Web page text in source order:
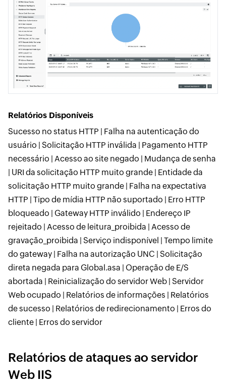
Relatórios Disponíveis
Sucesso no status HTTP | Falha na autenticação do
usuário | Solicitação HTTP inválida | Pagamento HTTP
necessário | Acesso ao site negado | Mudança de senha
| URI da solicitação HTTP muito grande | Entidade da
solicitação HTTP muito grande | Falha na expectativa
HTTP | Tipo de mídia HTTP não suportado | Erro HTTP
bloqueado | Gateway HTTP inválido | Endereço IP
rejeitado | Acesso de leitura_proibida | Acesso de
gravação_proibida | Serviço indisponível | Tempo limite
do gateway | Falha na autorização UNC | Solicitação
direta negada para Global.asa | Operação de E/S
abortada | Reinicialização do servidor Web | Servidor
Web ocupado | Relatórios de informações | Relatórios
de sucesso | Relatórios de redirecionamento | Erros do
cliente | Erros do servidor
Relatórios de ataques ao servidor
Web IIS